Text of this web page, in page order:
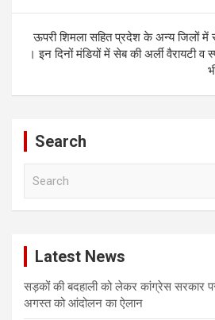
ऊपरी शिमला सहित प्रदेश के अन्य जिलों
। इन दिनों मंडियों में सेब की अर्ली वैरायटी
Search
Latest News
सड़कों की बदहाली को लेकर कांग्रेस सरकार
अगस्त को आंदोलन का ऐलान